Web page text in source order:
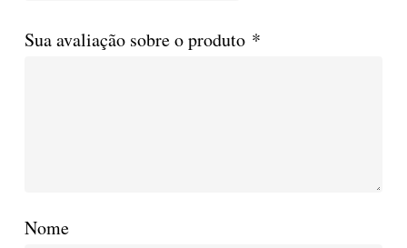
Sua avaliação sobre o produto *
Nome